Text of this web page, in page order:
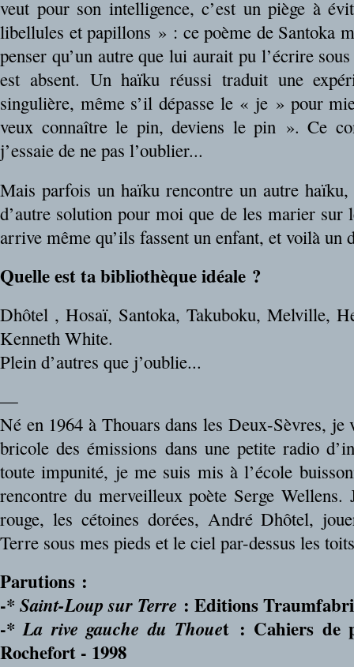
veut pour son intelligence, c’est un piège à
libellules et papillons » : ce poème de Santoka
penser qu’un autre que lui aurait pu l’écrire
est absent. Un haïku réussi traduit une
singulière, même s’il dépasse le « je » pour
veux connaître le pin, deviens le pin ». Ce
j’essaie de ne pas l’oublier...
Mais parfois un haïku rencontre un autre
d’autre solution pour moi que de les marier
arrive même qu’ils fassent un enfant, et voilà un
Quelle est ta bibliothèque idéale ?
Dhôtel , Hosaï, Santoka, Takuboku, Melville,
Kenneth White.
Plein d’autres que j’oublie...
—
Né en 1964 à Thouars dans les Deux-Sèvres, je
bricole des émissions dans une petite radio
toute impunité, je me suis mis à l’école
rencontre du merveilleux poète Serge
rouge, les cétoines dorées, André Dhôtel,
Terre sous mes pieds et le ciel par-dessus les
Parutions :
-* Saint-Loup sur Terre : Editions
-*La rive gauche du Thouet : Cahiers de
Rochefort - 1998